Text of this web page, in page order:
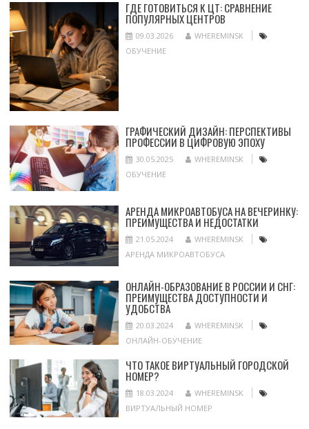
ГДЕ ГОТОВИТЬСЯ К ЦТ: СРАВНЕНИЕ
ПОПУЛЯРНЫХ ЦЕНТРОВ
09.03.2026
WHEREMINSK
ОБУЧЕНИЕ
ГРАФИЧЕСКИЙ ДИЗАЙН: ПЕРСПЕКТИВЫ
ПРОФЕССИИ В ЦИФРОВУЮ ЭПОХУ
30.05.2025
WHEREMINSK
ОБУЧЕНИЕ
АРЕНДА МИКРОАВТОБУСА НА ВЕЧЕРИНКУ:
ПРЕИМУЩЕСТВА И НЕДОСТАТКИ
21.05.2024
WHEREMINSK
АРЕНДА МИКРОАВТОБУСА
ОНЛАЙН-ОБРАЗОВАНИЕ В РОССИИ И СНГ:
ПРЕИМУЩЕСТВА ДОСТУПНОСТИ И
УДОБСТВА
20.03.2024
WHEREMINSK
ОНЛАЙН-ОБУЧЕНИЕ
ЧТО ТАКОЕ ВИРТУАЛЬНЫЙ ГОРОДСКОЙ
НОМЕР?
18.03.2024
WHEREMINSK
ВИРТУАЛЬНЫЙ НОМЕР